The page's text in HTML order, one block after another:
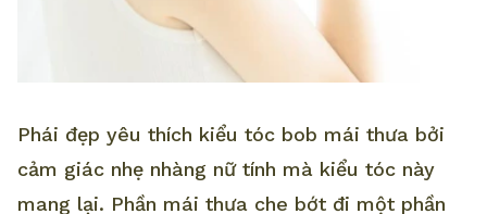
Phái đẹp yêu thích kiểu tóc bob mái thưa bởi
cảm giác nhẹ nhàng nữ tính mà kiểu tóc này
mang lại. Phần mái thưa che bớt đi một phần